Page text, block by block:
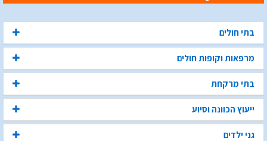
בתי חולים
מרפאות וקופות חולים
בתי מרקחת
ייעוץ הכוונה וסיוע
גני ילדים